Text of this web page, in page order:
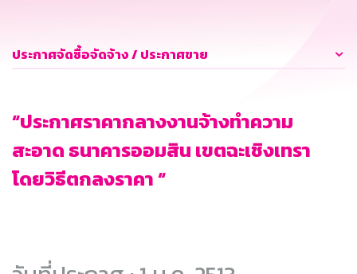
ประกาศจัดซื้อจัดจ้าง / ประกาศขาย
“ประกาศราคากลางงานจ้างทำความ
สะอาด ธนาคารออมสิน เขตฉะเชิงเทรา
โดยวิธีตกลงราคา “